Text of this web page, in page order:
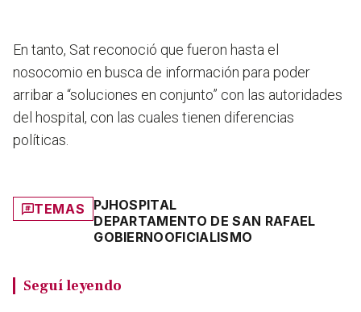
En tanto, Sat reconoció que fueron hasta el
nosocomio en busca de información para poder
arribar a “soluciones en conjunto” con las autoridades
del hospital, con las cuales tienen diferencias
políticas.
TEMAS PJHOSPITAL
DEPARTAMENTO DE SAN RAFAEL
GOBIERNOOFICIALISMO
Seguí leyendo